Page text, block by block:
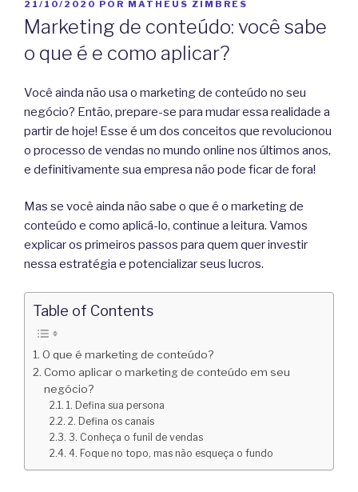
PUBLICADO
EM
21/10/2020 POR MATHEUS ZIMBRES
Marketing de conteúdo: você sabe
o que é e como aplicar?
Você ainda não usa o marketing de conteúdo no seu
negócio? Então, prepare-se para mudar essa realidade a
partir de hoje! Esse é um dos conceitos que revolucionou
o processo de vendas no mundo online nos últimos anos,
e definitivamente sua empresa não pode ficar de fora!
Mas se você ainda não sabe o que é o marketing de
conteúdo e como aplicá-lo, continue a leitura. Vamos
explicar os primeiros passos para quem quer investir
nessa estratégia e potencializar seus lucros.
Table of Contents
O que é marketing de conteúdo?
Como aplicar o marketing de conteúdo em seu
negócio?
1. Defina sua persona
2. Defina os canais
3. Conheça o funil de vendas
4. Foque no topo, mas não esqueça o fundo